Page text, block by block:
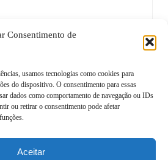
Consentimento de
usamos tecnologias como cookies para
do dispositivo. O consentimento para essas
dados como comportamento de navegação ou IDs
ou retirar o consentimento pode afetar
Aceitar